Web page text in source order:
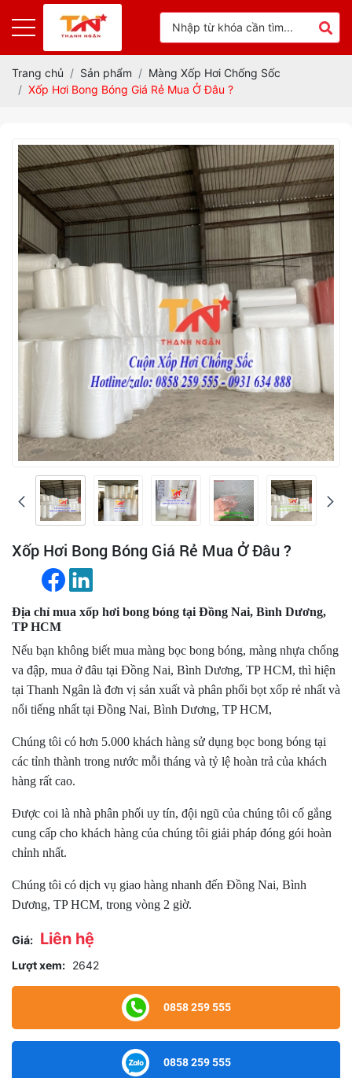
Trang chủ Sản phẩm
Màng Xốp Hơi Chống Sốc
Xốp Hơi Bong Bóng Giá Rẻ Mua Ở Đâu ?
Xốp Hơi Bong Bóng Giá Rẻ Mua Ở Đâu ?
Địa chỉ mua xốp hơi bong bóng tại Đồng Nai, Bình Dương,
TP HCM
Nếu bạn không biết mua màng bọc bong bóng, màng nhựa chống
va đập, mua ở đâu tại Đồng Nai, Bình Dương, TP HCM, thì hiện
tại Thanh Ngân là đơn vị sản xuất và phân phối bọt xốp rẻ nhất và
nổi tiếng nhất tại Đồng Nai, Bình Dương, TP HCM,
Chúng tôi có hơn 5.000 khách hàng sử dụng bọc bong bóng tại
các tỉnh thành trong nước mỗi tháng và tỷ lệ hoàn trả của khách
hàng rất cao.
Được coi là nhà phân phối uy tín, đội ngũ của chúng tôi cố gắng
cung cấp cho khách hàng của chúng tôi giải pháp đóng gói hoàn
chỉnh nhất.
Chúng tôi có dịch vụ giao hàng nhanh đến Đồng Nai, Bình
Dương, TP HCM, trong vòng 2 giờ.
Giá: Liên hệ
Lượt xem: 2642
0858 259 555
0858 259 555